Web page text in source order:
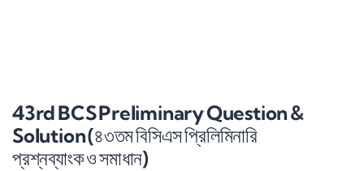
43rd BCS Preliminary Question &
Solution (৪৩তম বিসিএস প্রিলিমিনারি
প্রশ্নব্যাংক ও সমাধান)